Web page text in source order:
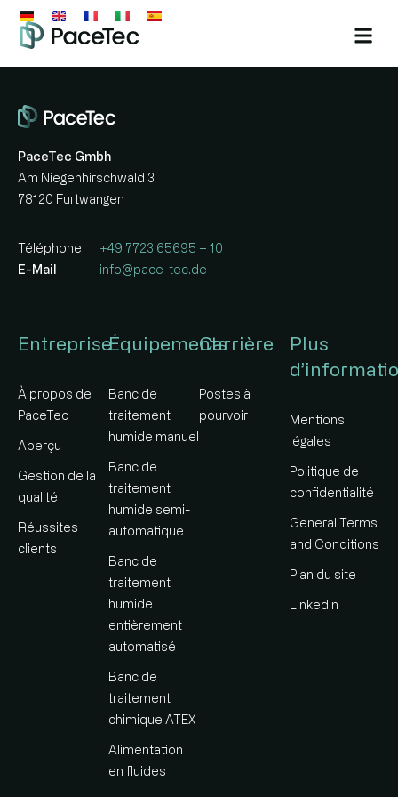
PaceTec Gmbh
Am Niegenhirschwald 3
78120 Furtwangen
Téléphone
E-Mail
+49 7723 65695 – 10
info@pace-tec.de
Entreprise
À propos de
PaceTec
Aperçu
Gestion de la
qualité
Réussites
clients
Équipements
Banc de
traitement
humide manuel
Banc de
traitement
humide semi-
automatique
Banc de
traitement
humide
entièrement
automatisé
Banc de
traitement
chimique ATEX
Alimentation
en fluides
Carrière
Postes à
pourvoir
Plus
Mentions
légales
Politique de
confidentialité
General Terms
and Conditions
Plan du site
LinkedIn